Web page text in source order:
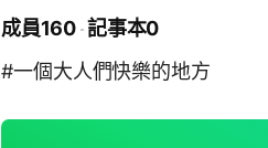
成員160 記事本0
#一個大人們快樂的地方